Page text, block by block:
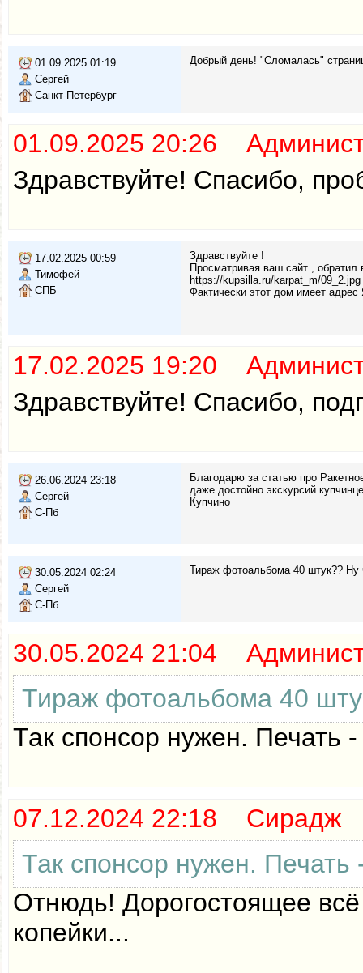
01.09.2025 01:19
Сергей
Санкт-Петербург
Добрый день! "Сломалась"
01.09.2025 20:26
Здравствуйте! Спасибо,
17.02.2025 00:59
Тимофей
СПБ
Здравствуйте !
Просматривая ваш сайт ,
https://kupsilla.ru/karpat_m/09_2.jpg
Фактически этот дом имеет
17.02.2025 19:20
Здравствуйте! Спасибо,
26.06.2024 23:18
Сергей
С-Пб
Благодарю за статью про
даже достойно экскурсий
Купчино
30.05.2024 02:24
Сергей
С-Пб
Тираж фотоальбома 40 штук?? Ну
30.05.2024 21:04
Тираж фотоальбома 40
Так спонсор нужен. Печать
07.12.2024 22:18 Сирадж
Так спонсор нужен.
Отнюдь! Дорогостоящее
копейки...